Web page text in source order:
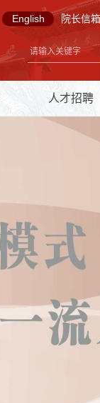
院长信箱
English
人才招聘